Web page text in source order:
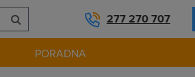
277 270 707
PORADNA